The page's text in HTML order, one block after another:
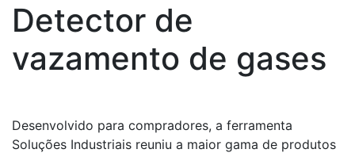
Detector de
vazamento de gases
Desenvolvido para compradores, a ferramenta
Soluções Industriais reuniu a maior gama de produtos